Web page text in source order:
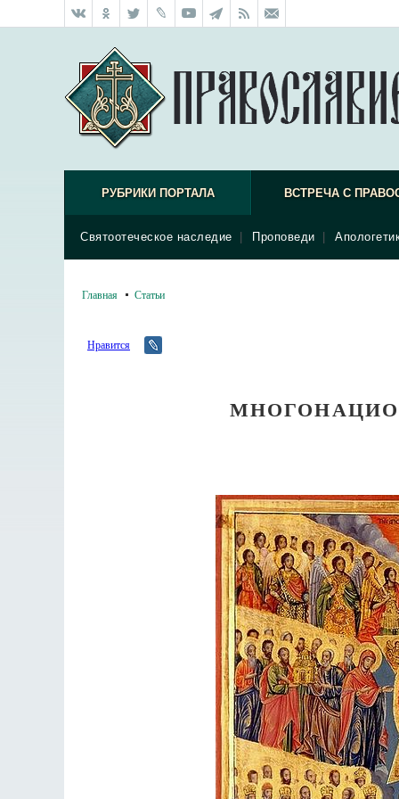
РУБРИКИ ПОРТАЛА ВСТРЕЧА С
Святоотеческое наследие Проповеди
Главная Статьи
Нравится